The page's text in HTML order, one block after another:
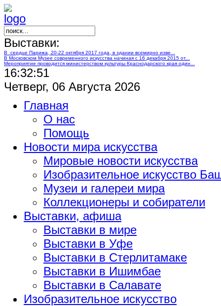
Выставки:
В сердце Парижа, 20-22 октября 2017 года, в здании всемирно изве...
В Московском Музее современного искусства начиная с 16 декабря 2015 от...
Мероприятие проводится министерством культуры Краснодарского края один...
16:32:52
Четверг, 06 Августа 2026
Главная
О нас
Помощь
Новости мира искусства
Мировые новости искусства
Изобразительное искусство
Музеи и галереи мира
Коллекционеры и собиратели
Выставки, афиша
Выставки в мире
Выставки в Уфе
Выставки в Стерлитамаке
Выставки в Ишимбае
Выставки в Салавате
Изобразительное искусство